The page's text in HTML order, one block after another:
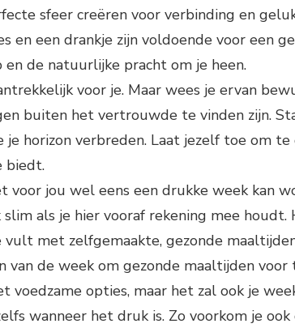
sfeer creëren voor verbinding en
en een drankje zijn voldoende voor een
en de natuurlijke pracht om je heen.
voor je. Maar wees je ervan
buiten het vertrouwde te vinden zijn.
je horizon verbreden. Laat jezelf toe om
biedt.
jou wel eens een drukke week kan
slim als je hier vooraf rekening mee
vult met zelfgemaakte, gezonde
van de week om gezonde maaltijden
voedzame opties, maar het zal ook je
wanneer het druk is. Zo voorkom je